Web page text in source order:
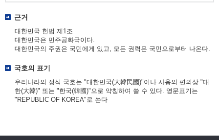
근거
대한민국 헌법 제1조
대한민국은 민주공화국이다.
대한민국의 주권은 국민에게 있고, 모든 권력은 국민으로부터 나온다.
국호의 표기
우리나라의 정식 국호는 "대한민국(大韓民國)"이나 사용의 편의상 "대
한(大韓)" 또는 "한국(韓國)"으로 약칭하여 쓸 수 있다. 영문표기는
"REPUBLIC OF KOREA"로 쓴다